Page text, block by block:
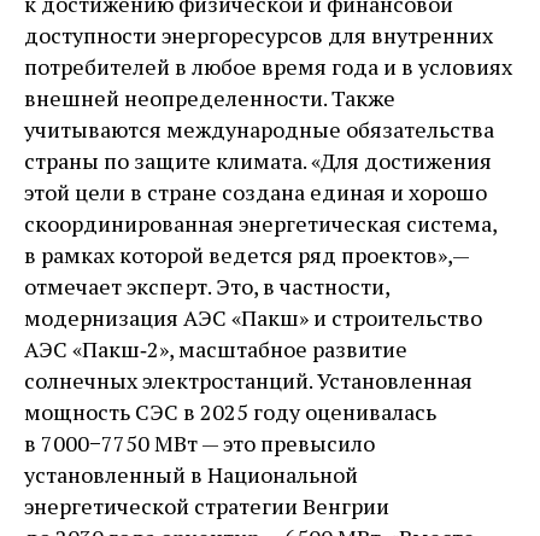
доступности энергоресурсов для внутренних
потребителей в любое время года и в условиях
внешней неопределенности. Также
учитываются международные обязательства
страны по защите климата. «Для достижения
этой цели в стране создана единая и хорошо
скоординированная энергетическая система,
в рамках которой ведется ряд проектов», — ​
отмечает эксперт. Это, в частности,
модернизация АЭС «Пакш» и строительство
АЭС «Пакш‑2», масштабное развитие
солнечных электростанций. Установленная
мощность СЭС в 2025 году оценивалась
в 7000−7750 МВт — ​это превысило
установленный в Национальной
энергетической стратегии Венгрии